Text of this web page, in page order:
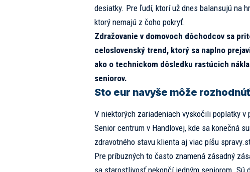
desiatky. Pre ľudí, ktorí už dnes balansujú na
ktorý nemajú z čoho pokryť.
Zdražovanie v domovoch dôchodcov sa
celoslovenský trend, ktorý sa naplno
ako o technickom dôsledku rastúcich
seniorov.
Sto eur navyše môže rozhodnúť
V niektorých zariadeniach vyskočili poplatky v
Senior centrum v Handlovej, kde sa konečná
zdravotného stavu klienta aj viac píšu
Pre príbuzných to často znamená zásadný